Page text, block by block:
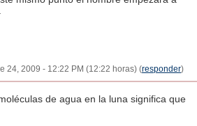
24, 2009 - 12:22 PM (12:22 horas) (responder)
de agua en la luna significa que